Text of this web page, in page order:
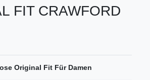
FIT CRAWFORD
Original Fit Für Damen